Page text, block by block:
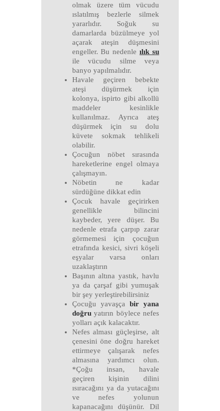
olmak üzere tüm vücudu
ıslatılmış bezlerle silmek
yararlıdır. Soğuk su
damarlarda büzülmeye yol
açarak ateşin düşmesini
engeller. Bu nedenleılık su
ile vücudu silme veya
banyo yapılmalıdır.
Havale geçiren bebekte
ateşi düşürmek için
kolonya, ispirto gibi alkollü
maddeler kesinlikle
kullanılmaz. Ayrıca ateş
düşürmek için su dolu
küvete sokmak tehlikeli
olabilir.
Çocuğun nöbet sırasında
hareketlerine engel olmaya
çalışmayın.
Nöbetin ne kadar
sürdüğüne dikkat edin
Çocuk havale geçirirken
genellikle bilincini
kaybeder, yere düşer. Bu
nedenle etrafa çarpıp zarar
görmemesi için çocuğun
etrafında kesici, sivri köşeli
eşyalar varsa onları
uzaklaştırın
Başının altına yastık, havlu
ya da çarşaf gibi yumuşak
bir şey yerleştirebilirsiniz
Çocuğu yavaşça bir yana
doğruyatırın böylece nefes
yolları açık kalacaktır.
Nefes alması güçleşirse, alt
çenesini öne doğru hareket
ettirmeye çalışarak nefes
almasına yardımcı olun.
*Çoğu insan, havale
geçiren kişinin dilini
ısıracağını ya da yutacağını
ve nefes yolunun
kapanacağını düşünür. Dil